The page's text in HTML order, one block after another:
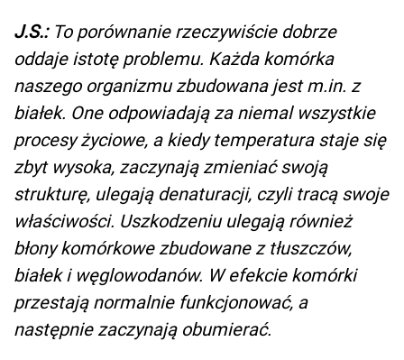
J.S.:To porównanie rzeczywiście dobrze
oddaje istotę problemu. Każda komórka
naszego organizmu zbudowana jest m.in. z
białek. One odpowiadają za niemal wszystkie
procesy życiowe, a kiedy temperatura staje się
zbyt wysoka, zaczynają zmieniać swoją
strukturę, ulegają denaturacji, czyli tracą swoje
właściwości. Uszkodzeniu ulegają również
błony komórkowe zbudowane z tłuszczów,
białek i węglowodanów. W efekcie komórki
przestają normalnie funkcjonować, a
następnie zaczynają obumierać.